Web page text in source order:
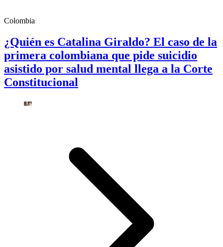
Colombia
¿Quién es Catalina Giraldo? El caso de la
primera colombiana que pide suicidio
asistido por salud mental llega a la Corte
Constitucional